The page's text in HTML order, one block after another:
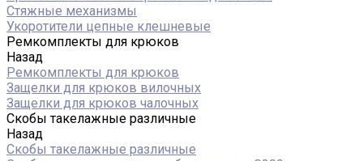
Стяжные механизмы
Укоротители цепные клешневые
Ремкомплекты для крюков
Назад
Ремкомплекты для крюков
Защелки для крюков вилочных
Защелки для крюков чалочных
Скобы такелажные различные
Назад
Скобы такелажные различные